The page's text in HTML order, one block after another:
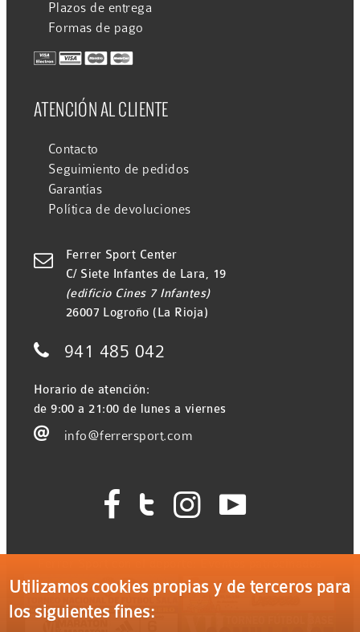
Plazos de entrega
Formas de pago
ATENCIÓN AL CLIENTE
Contacto
Seguimiento de pedidos
Garantías
Política de devoluciones

Ferrer Sport Center
C/ Siete Infantes de Lara, 19
(edificio Cines 7 Infantes)
26007 Logroño (La Rioja)
 941 485 042
Horario de atención:
de 9:00 a 21:00 de lunes a viernes
 info@ferrersport.com
   
Utilizamos cookies propias y de terceros para
los siguientes fines: